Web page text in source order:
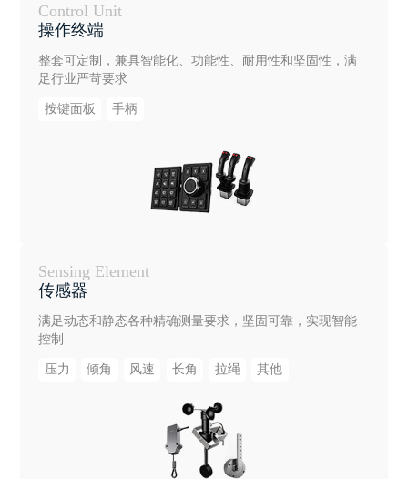
Control Unit
操作终端
整套可定制，兼具智能化、功能性、耐用性和坚固性，满
足行业严苛要求
按键面板 手柄
Sensing Element
传感器
满足动态和静态各种精确测量要求，坚固可靠，实现智能
控制
压力 倾角 风速 长角 拉绳 其他